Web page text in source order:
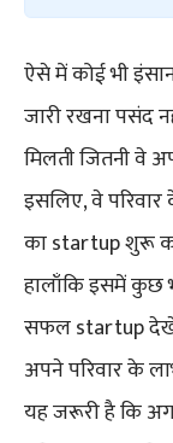
ऐसे में कोई भी
जारी रखना पसंद
मिलती जितनी वे
इसलिए, वे
का startup शुरू
हालाँकि इसमें कुछ
सफल startup देखे
अपने परिवार के
यह जरूरी है कि